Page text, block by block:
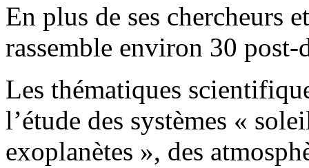
En plus de ses chercheurs
rassemble environ 30
Les thématiques
l’étude des systèmes «
exoplanètes », des